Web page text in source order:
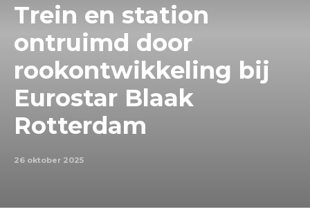
Trein en station
ontruimd door
rookontwikkeling bij
Eurostar Blaak
Rotterdam
26 oktober 2025